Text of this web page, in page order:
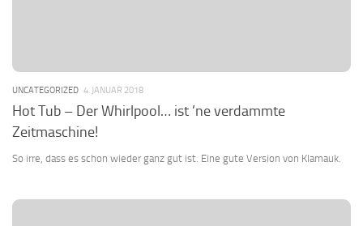
UNCATEGORIZED 4. JANUAR 2018
Hot Tub – Der Whirlpool… ist ’ne verdammte
Zeitmaschine!
So irre, dass es schon wieder ganz gut ist. Eine gute Version von Klamauk.